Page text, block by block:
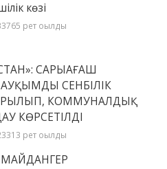
көзі
рет оқылды
САРЫАҒАШ
СЕНБІЛІК
КОММУНАЛДЫҚ
КӨРСЕТІЛДІ
рет оқылды